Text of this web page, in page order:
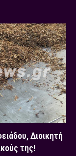
Διοικητή
της!